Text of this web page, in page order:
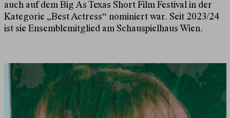
auch auf dem Big As Texas Short Film Festival in der
Kategorie „Best Actress“ nominiert war. Seit 2023/24
ist sie Ensemblemitglied am Schauspielhaus Wien.